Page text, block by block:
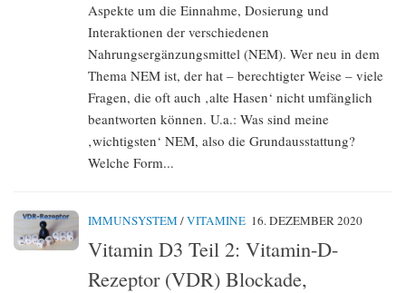
Aspekte um die Einnahme, Dosierung und
Interaktionen der verschiedenen
Nahrungsergänzungsmittel (NEM). Wer neu in dem
Thema NEM ist, der hat – berechtigter Weise – viele
Fragen, die oft auch ‚alte Hasen‘ nicht umfänglich
beantworten können. U.a.: Was sind meine
‚wichtigsten‘ NEM, also die Grundausstattung?
Welche Form...
IMMUNSYSTEM /VITAMINE 16. DEZEMBER 2020
Vitamin D3 Teil 2: Vitamin-D-
Rezeptor (VDR) Blockade,